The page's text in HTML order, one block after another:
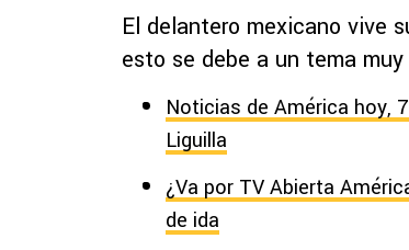
El delantero mexicano vive
esto se debe a un tema
Noticias de América hoy,
Liguilla
¿Va por TV Abierta
de ida